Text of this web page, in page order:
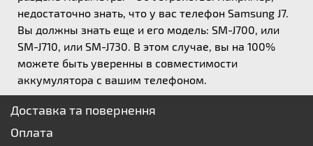
недостаточно знать, что у вас телефон Samsung J7.
Вы должны знать еще и его модель: SM-J700, или
SM-J710, или SM-J730. В этом случае, вы на 100%
можете быть уверенны в совместимости
аккумулятора с вашим телефоном.
Доставка та повернення
Оплата